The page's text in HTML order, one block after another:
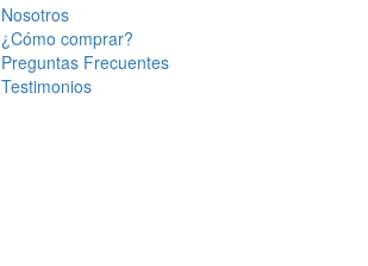
Nosotros
¿Cómo comprar?
Preguntas Frecuentes
Testimonios